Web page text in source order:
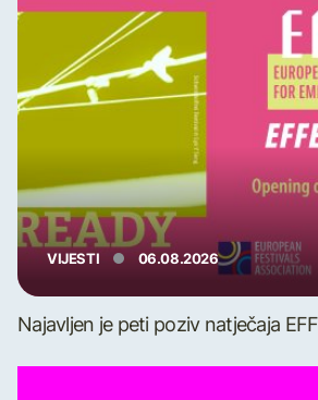
VIJESTI 06.08.2026
Najavljen je peti poziv natječaja